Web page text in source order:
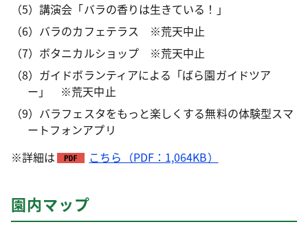
（5）講演会「バラの香りは生きている！」
（6）バラのカフェテラス ※荒天中止
（7）ボタニカルショップ ※荒天中止
（8）ガイドボランティアによる「ばら園ガイドツア
ー」 ※荒天中止
（9）バラフェスタをもっと楽しくする無料の体験型スマ
ートフォンアプリ
※詳細は
こちら（PDF：1,064KB）
園内マップ